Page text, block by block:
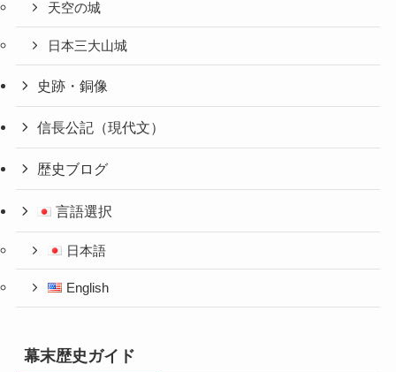
天空の城
日本三大山城
史跡・銅像
信長公記（現代文）
歴史ブログ
言語選択
日本語
English
幕末歴史ガイド